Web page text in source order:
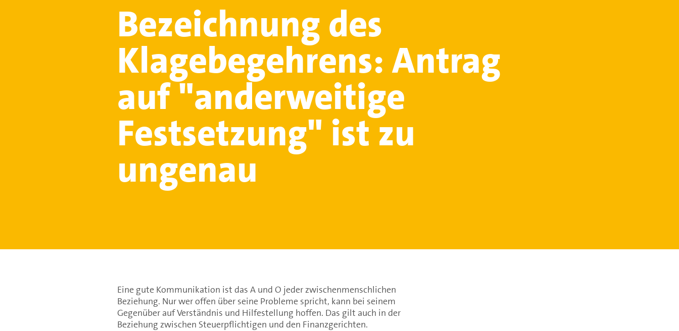
Bezeichnung des
Klagebegehrens: Antrag
auf "anderweitige
Festsetzung" ist zu
ungenau
Eine gute Kommunikation ist das A und O jeder zwischenmenschlichen
Beziehung. Nur wer offen über seine Probleme spricht, kann bei seinem
Gegenüber auf Verständnis und Hilfestellung hoffen. Das gilt auch in der
Beziehung zwischen Steuerpflichtigen und den Finanzgerichten.